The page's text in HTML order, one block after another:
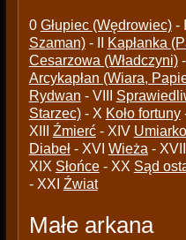
0 Głupiec (Wędrowiec)- I
Szaman)- II Kapłanka
Cesarzowa (Władczyni)-
Arcykapłan (Wiara,
Rydwan - VIII
Starzec)- X Koło fortuny
XIII Źmierć- XIV
Diabeł- XVI Wieża - XVII
XIX Słońce- XX Sąd
- XXI Źwiat
Małe arkana